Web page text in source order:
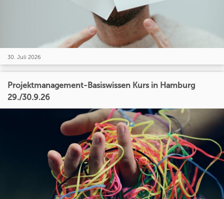
30. Juli 2026
Projektmanagement-Basiswissen Kurs in Hamburg
29./30.9.26